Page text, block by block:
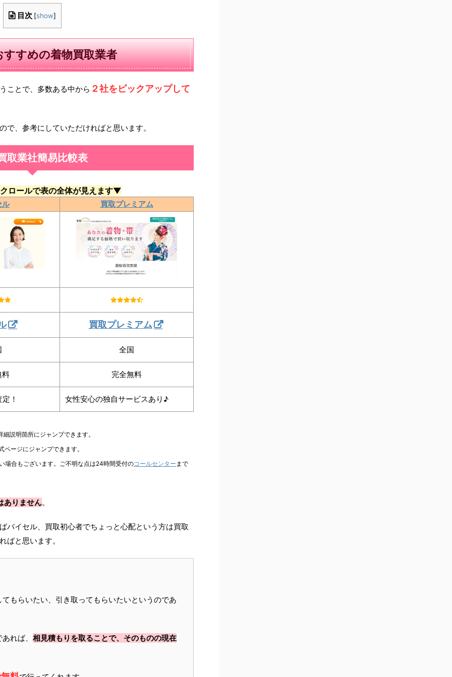
目次 [show]
すすめの着物買取業者
ことで、多数ある中から ２社をピックアップして
、参考にしていただければと思います。
取業社簡易比較表
ロールで表の全体が見えます▼
ル 買取プレミアム
買取プレミアム
全国
料 完全無料
！ 女性安心の独自サービスあり♪
説明箇所にジャンプできます。
ージにジャンプできます。
合もございます。ご不明な点は24時間受付のコールセンター まで
ありません。
バイセル、買取初心者でちょっと心配という方は買取
ばと思います。
もらいたい、引き取ってもらいたいというのであ
れば、 相見積もりを取ることで、そのものの現在